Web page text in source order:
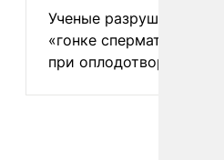
Ученые разрушили миф
«гонке
при оплодотворении